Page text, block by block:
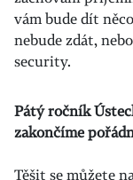
vám bude dít
nebude zdát,
security.
Pátý ročník
zakončíme
Těšit se můžete